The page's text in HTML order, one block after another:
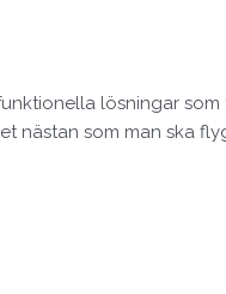
lösningar
nästan som man ska